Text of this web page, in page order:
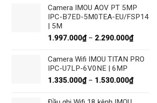
Camera IMOU AOV PT 5MP
IPC-B7ED-5M0TEA-EU/FSP14
| 5M
1.997.000₫ – 2.290.000₫Khoảng
từ
đến
Camera Wifi IMOU TITAN PRO
IPC-U7LP-6V0NE | 6MP
1.335.000₫ – 1.530.000₫Khoảng